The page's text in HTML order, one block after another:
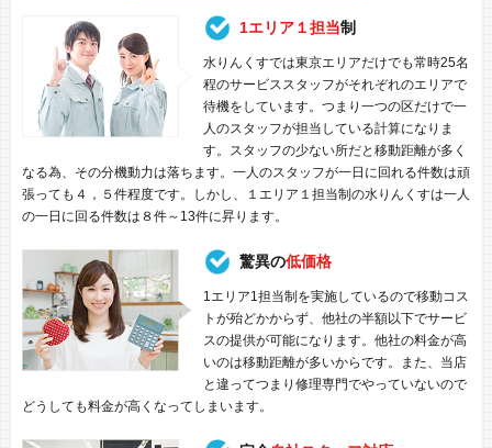
1エリア１担当制
水りんくすでは東京エリアだけでも常時25名
程のサービススタッフがそれぞれのエリアで
待機をしています。つまり一つの区だけで一
人のスタッフが担当している計算になりま
す。スタッフの少ない所だと移動距離が多く
なる為、その分機動力は落ちます。一人のスタッフが一日に回れる件数は頑
張っても４，５件程度です。しかし、１エリア１担当制の水りんくすは一人
の一日に回る件数は８件～13件に昇ります。
驚異の低価格
1エリア1担当制を実施しているので移動コス
トが殆どかからず、他社の半額以下でサービ
スの提供が可能になります。他社の料金が高
いのは移動距離が多いからです。また、当店
と違ってつまり修理専門でやっていないので
どうしても料金が高くなってしまいます。